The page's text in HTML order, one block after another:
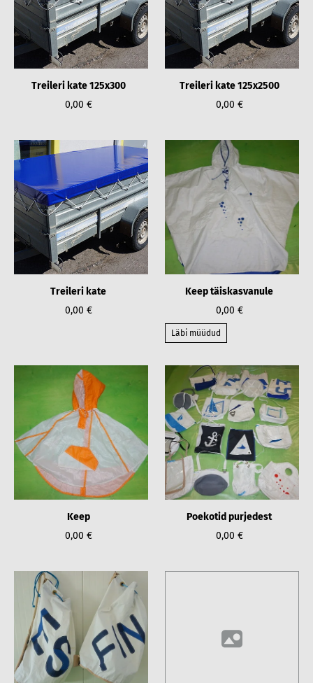
Treileri kate 125x300
0,00 €
Treileri kate 125x2500
0,00 €
Treileri kate
0,00 €
Keep täiskasvanule
0,00 €
Läbi müüdud
Keep
0,00 €
Poekotid purjedest
0,00 €